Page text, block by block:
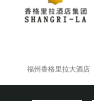
福州香格里拉大酒店